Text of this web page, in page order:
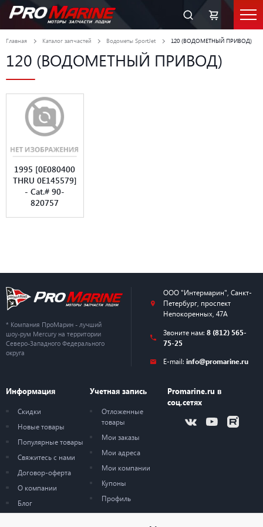
Главная Каталог запчастей Водометы SportJet 120 (ВОДОМЕТНЫЙ ПРИВОД)
120 (ВОДОМЕТНЫЙ ПРИВОД)
1995 [0E080400
THRU 0E145579]
- Cat.# 90-
820757
* Компания ПроМарин - лучший
шоу-рум Mercury на территории
Северо-Западного Федерального
округа
ООО "Интермарин" Санкт-
Петербург, проспект
Непокоренных, 47А
Звоните нам: 8 (812) 565-
75-25
E-mail: info@promarine.ru
Информация
Скидки
Новые товары
Популярные товары
Свяжитесь с нами
Договор-оферта
О компании
Блог
Учетная запись
Отложенные
товары
Мои заказы
Мои адреса
Мои компании
Купоны
Профиль
Promarine.ru в
соц.сетях